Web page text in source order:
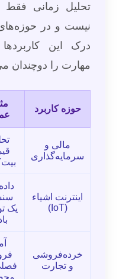
تحلیل زمانی فقط
نیست و در
درک این
مهارت را دوچندان
حوزه کاربرد
مالی و
سرمایه‌گذاری
اینترنت اشیاء
(IoT)
یک
خرده‌فروشی
و تجارت